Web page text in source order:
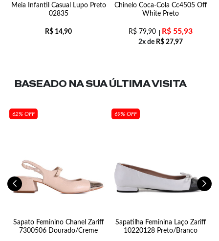
Meia Infantil Casual Lupo Preto
02835
R$ 14,90
Chinelo Coca-Cola Cc4505 Off
White Preto
R$79,90 R$ 55,93
2x de R$ 27,97
BASEADO NA SUAÚLTIMA VISITA
62% OFF
Sapato Feminino Chanel Zariff
7300506 Dourado/Creme
69% OFF
Sapatilha Feminina Laço Zariff
10220128 Preto/Branco